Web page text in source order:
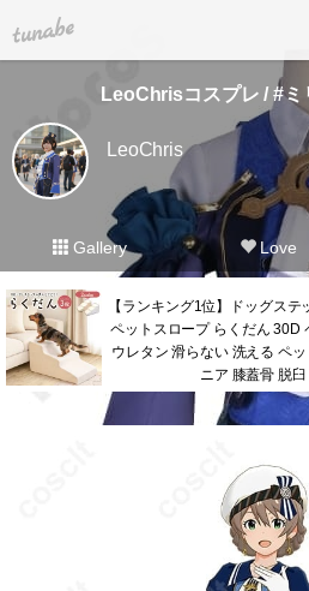
tuna.be
LeoChrisコスプレ / #ミ
LeoChris
Gallery Love
【ランキング1位】ドッグス
ペットスロープ らくだん 30D
ウレタン 滑らない 洗える ペ
ニア 膝蓋骨 脱